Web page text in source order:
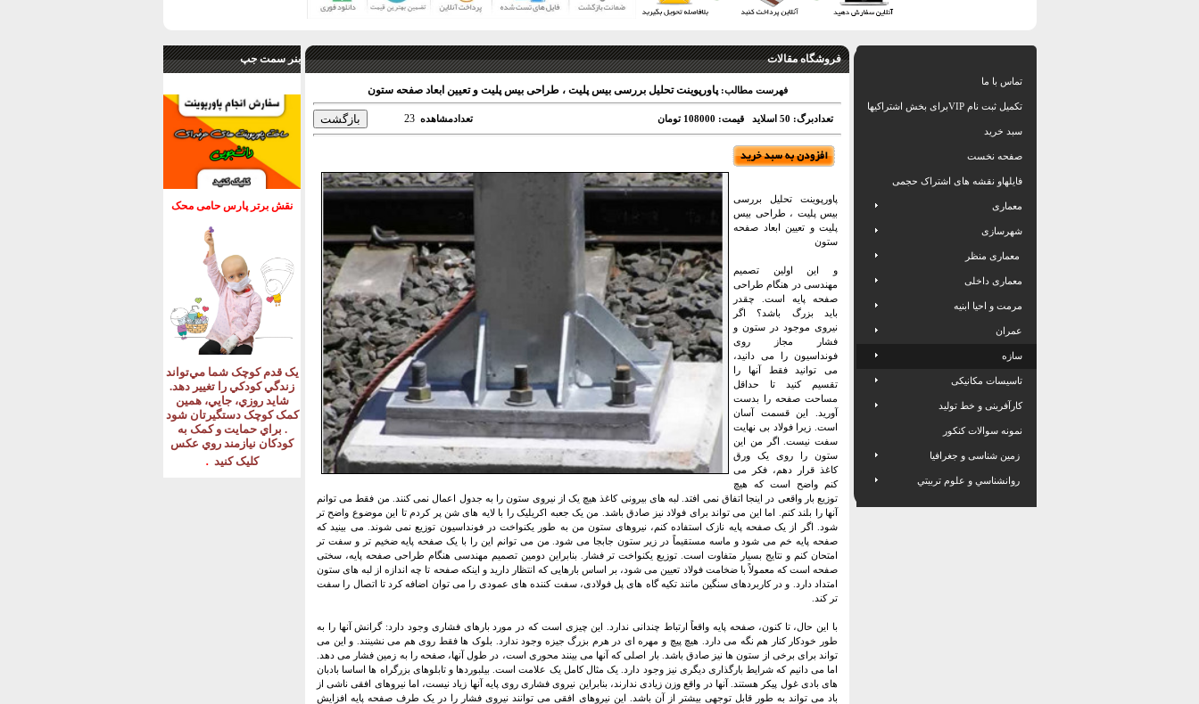
بنر سمت جپ
نقش برتر پارس حامی محک
يک قدم کوچک شما مي‌تواند
زندگي کودکي را تغيير دهد.
شايد روزي، جايي، همين
کمک کوچک دستگيرتان شود
. براي حمايت و کمک به
کودکان نيازمند روي عکس
کليک کنيد .
فروشگاه مقالات
فهرست مطالب: پاورپوینت تحلیل بررسی بیس پلیت ، طراحی بیس پلیت و تعیین ابعاد صفحه ستون
تعدادبرگ: 50 اسلاید قیمت: 108000 تومان تعدادمشاهده 23
پاورپوینت تحلیل بررسی
بیس پلیت ، طراحی بیس
پلیت و تعیین ابعاد صفحه
ستون
و این اولین تصمیم
مهندسی در هنگام طراحی
صفحه پایه است. چقدر
باید بزرگ باشد؟ اگر
نیروی موجود در ستون و
فشار مجاز روی
فونداسیون را می دانید،
می توانید فقط آنها را
تقسیم کنید تا حداقل
مساحت صفحه را بدست
آورید. این قسمت آسان
است. زیرا فولاد بی نهایت
سفت نیست. اگر من این
ستون را روی یک ورق
کاغذ قرار دهم، فکر می
کنم واضح است که هیچ
توزیع بار واقعی در اینجا اتفاق نمی افتد. لبه های بیرونی کاغذ هیچ یک از نیروی ستون را به جدول اعمال نمی کنند. من فقط می توانم
آنها را بلند کنم. اما این می تواند برای فولاد نیز صادق باشد. من یک جعبه اکریلیک را با لایه های شن پر کردم تا این موضوع واضح تر
شود. اگر از یک صفحه پایه نازک استفاده کنم، نیروهای ستون من به طور یکنواخت در فونداسیون توزیع نمی شوند. می بینید که
صفحه پایه خم می شود و ماسه مستقیماً در زیر ستون جابجا می شود. من می توانم این را با یک صفحه پایه ضخیم تر و سفت تر
امتحان کنم و نتایج بسیار متفاوت است. توزیع یکنواخت تر فشار. بنابراین دومین تصمیم مهندسی هنگام طراحی صفحه پایه، سختی
صفحه است که معمولاً با ضخامت فولاد تعیین می شود، بر اساس بارهایی که انتظار دارید و اینکه صفحه تا چه اندازه از لبه های ستون
امتداد دارد. و در کاربردهای سنگین مانند تکیه گاه های پل فولادی، سفت کننده های عمودی را می توان اضافه کرد تا اتصال را سفت
تر کند.
با این حال، تا کنون، صفحه پایه واقعاً ارتباط چندانی ندارد. این چیزی است که در مورد بارهای فشاری وجود دارد: گرانش آنها را به
طور خودکار کنار هم نگه می دارد. هیچ پیچ و مهره ای در هرم بزرگ جیزه وجود ندارد. بلوک ها فقط روی هم می نشینند. و این می
تواند برای برخی از ستون ها نیز صادق باشد. بار اصلی که آنها می بینند محوری است، در طول آنها، صفحه را به زمین فشار می دهد.
اما می دانیم که شرایط بارگذاری دیگری نیز وجود دارد. یک مثال کامل یک علامت است. بیلبوردها و تابلوهای بزرگراه ها اساسا بادبان
های بادی غول پیکر هستند. آنها در واقع وزن زیادی ندارند، بنابراین نیروی فشاری روی پایه آنها زیاد نیست، اما نیروهای افقی ناشی از
باد می تواند به طور قابل توجهی بیشتر از آن باشد. این نیروهای افقی می توانند نیروی فشار را در یک طرف صفحه پایه افزایش
تماس با ما
تکمیل ثبت نام VIPبرای بخش اشتراکیها
سبد خرید
صفحه نخست
فایلهاو نقشه های اشتراک حجمی
معماری
شهرسازی
معماری منظر
معماری داخلی
مرمت و احیا ابنیه
عمران
سازه
تاسیسات مکانیکی
کارآفرینی و خط تولید
نمونه سوالات کنکور
زمین شناسی و جغرافیا
روانشناسي و علوم تربيتي